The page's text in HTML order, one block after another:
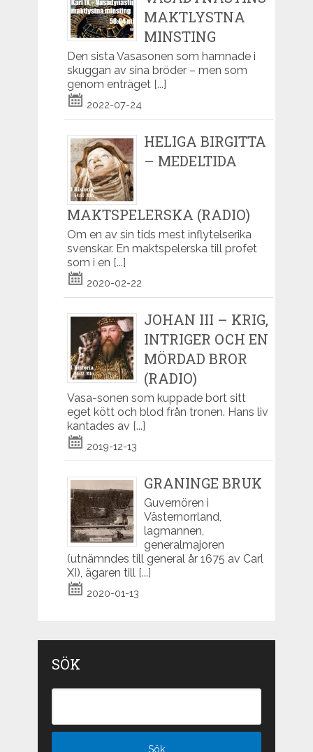
MAKTLYSTNA
MINSTING
Den sista Vasasonen som hamnade i
skuggan av sina bröder – men som
genom enträget [...]
2022-07-24
HELIGA BIRGITTA
– MEDELTIDA
MAKTSPELERSKA (RADIO)
Om en av sin tids mest inflytelserika
svenskar. En maktspelerska till profet
som i en [...]
2020-02-22
JOHAN III – KRIG,
INTRIGER OCH EN
MÖRDAD BROR
(RADIO)
Vasa-sonen som kuppade bort sitt
eget kött och blod från tronen. Hans liv
kantades av [...]
2019-12-13
GRANINGE BRUK
Guvernören i
Västernorrland,
lagmannen,
generalmajoren
(utnämndes till general år 1675 av Carl
XI), ägaren till [...]
2020-01-13
SÖK